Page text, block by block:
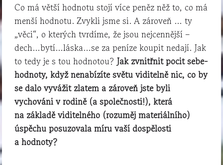
Co má větší hodnotu stojí více peněz něž to, co má
menší hodnotu. Zvykli jsme si. A zároveň … ty
„věci“, o kterých tvrdíme, že jsou nejcennější –
dech…bytí…láska…se za peníze koupit nedají. Jak
to tedy je s tou hodnotou? Jak zvnitřnit pocit sebe-
hodnoty, když nenabízíte světu viditelně nic, co by
se dalo vyvážit zlatem a zároveň jste byli
vychováni v rodině (a společnosti!), která
na základě viditelného (rozuměj materiálního)
úspěchu posuzovala míru vaší dospělosti
a hodnoty?